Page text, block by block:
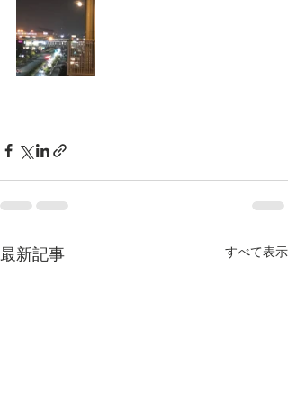
最新記事 すべて表示